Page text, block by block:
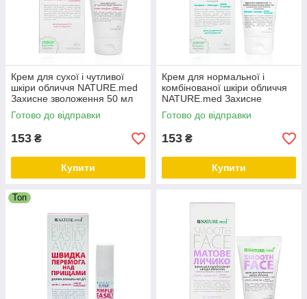
Крем для сухої і чутливої
шкіри обличчя NATURE.med
Захисне зволоження 50 мл
Готово до відправки
153 ₴
Купити
Крем для нормальної і
комбінованої шкіри обличчя
NATURE.med Захисне
зволоження 50 мл
Готово до відправки
153 ₴
Купити
Топ